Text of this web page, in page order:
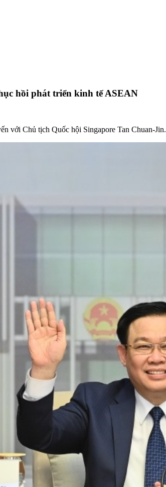
hồi phát triển kinh tế ASEAN
với Chủ tịch Quốc hội Singapore Tan Chuan-Jin.